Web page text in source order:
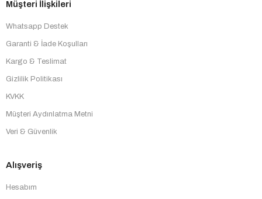
Müşteri İlişkileri
Whatsapp Destek
Garanti & İade Koşulları
Kargo & Teslimat
Gizlilik Politikası
KVKK
Müşteri Aydınlatma Metni
Veri & Güvenlik
Alışveriş
Hesabım